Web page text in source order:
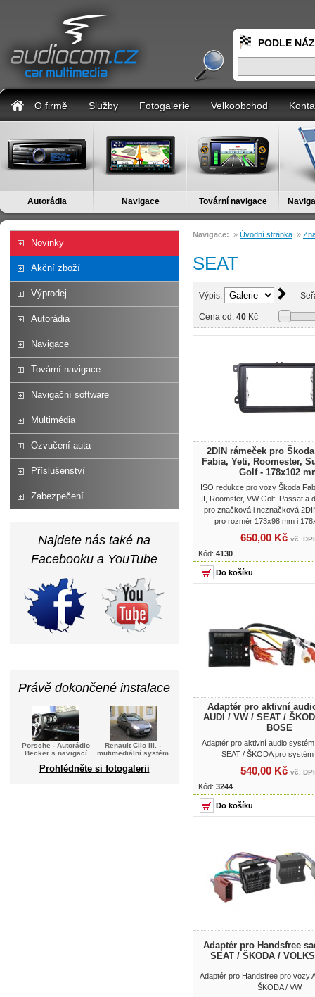
PODLE
O firmě Služby Fotogalerie Velkoobchod
Autorádia Navigace Tovární navigace
Novinky
Akční zboží
Výprodej
Autorádia
Navigace
Tovární navigace
Navigační software
Multimédia
Ozvučení auta
Příslušenství
Zabezpečení
Najdete nás také na
Facebooku a YouTube
Právě dokončené instalace
Porsche - Autorádio
Becker s navigací
Renault Clio III. -
mutimediální systém
Prohlédněte si fotogalerii
Navigace: » Úvodní stránka »
SEAT
Výpis:
Cena od: 40 Kč
2DIN rámeček pro
Fabia, Yeti, Roomester,
Golf - 178x102
ISO redukce pro vozy Škoda
II, Roomster, VW Golf, Passat a
pro značková i neznačková
pro rozměr 173x98 mm i
650,00 Kč vč.
Kód: 4130
Adaptér pro aktivní
AUDI / VW / SEAT /
BOSE
Adaptér pro aktivní audio
SEAT / ŠKODA pro
540,00 Kč vč.
Kód: 3244
Adaptér pro Handsfree
SEAT / ŠKODA /
Adaptér pro Handsfree pro vozy
ŠKODA / VW